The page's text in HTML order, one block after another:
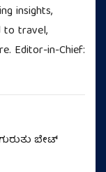
insights,
to travel,
Editor-in-Chief:
ಬೇಟ್